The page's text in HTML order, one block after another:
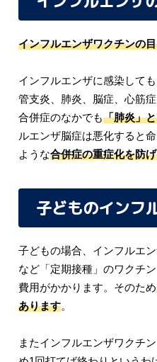
インフルエンザワクチンの
インフルエンザに感染して
管支炎、肺炎、脳症、心筋
合併症のなかでも「肺炎」
ルエンザ脳症は悪化すると
ような合併症の重症化を防
子どものインフ
子どもの場合、インフルエ
など「定期接種」のワクチ
費用がかかります。そのため
あります。
またインフルエンザワクチ